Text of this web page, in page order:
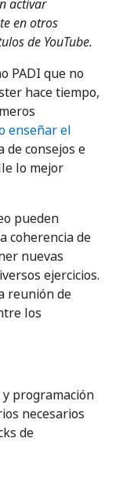
activar
en otros
de YouTube.
PADI que no
hace tiempo,
enseñar el
de consejos e
lo mejor
pueden
coherencia de
nuevas
ejercicios.
reunión de
los
y programación
necesarios
de